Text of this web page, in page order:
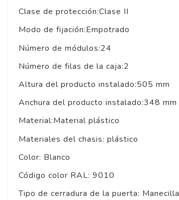
Clase de protección:Clase II
Modo de fijación:Empotrado
Número de módulos:24
Número de filas de la caja:2
Altura del producto instalado:505 mm
Anchura del producto instalado:348 mm
Material:Material plástico
Materiales del chasis: plástico
Color: Blanco
Código color RAL: 9010
Tipo de cerradura de la puerta: Manecilla